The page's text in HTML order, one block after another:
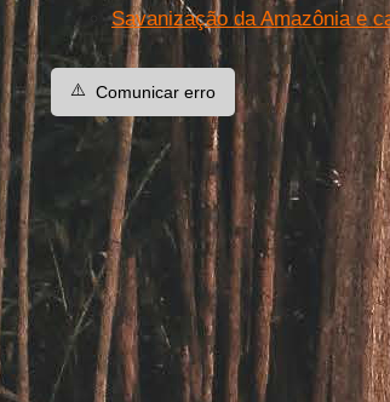
Savanização da Amazônia e
⚠️ Comunicar erro